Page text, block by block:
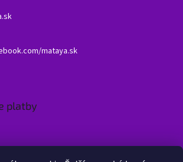
mataya.sk
platby